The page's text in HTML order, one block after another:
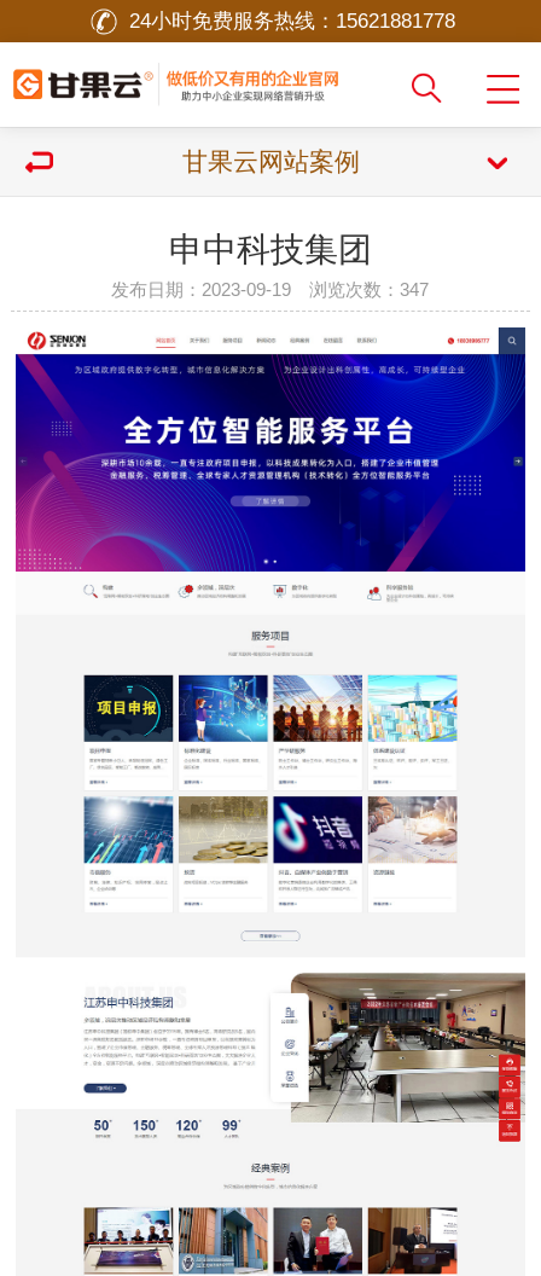
24小时免费服务热线： 15621881778
甘果云网站案例
申中科技集团
发布日期：2023-09-19 浏览次数：347